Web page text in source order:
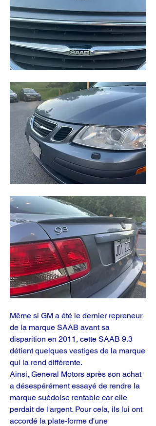
Même si GM a été le dernier repreneur
de la marque SAAB avant sa
disparition en 2011, cette SAAB 9.3
détient quelques vestiges de la marque
qui la rend différente.
Ainsi, General Motors après son achat
a désespérément essayé de rendre la
marque suédoise rentable car elle
perdait de l'argent. Pour cela, ils lui ont
accordé la plate-forme d'une